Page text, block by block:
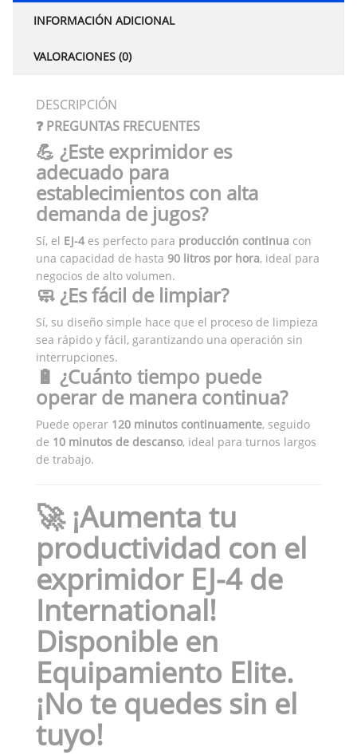
INFORMACIÓN ADICIONAL
VALORACIONES (0)
DESCRIPCIÓN
❓ PREGUNTAS FRECUENTES
💪 ¿Este exprimidor es
adecuado para
establecimientos con alta
demanda de jugos?
Sí, el EJ-4es perfecto para producción continua con
una capacidad de hasta 90 litros por hora, ideal para
negocios de alto volumen.
🧼 ¿Es fácil de limpiar?
Sí, su diseño simple hace que el proceso de limpieza
sea rápido y fácil, garantizando una operación sin
interrupciones.
🔋 ¿Cuánto tiempo puede
operar de manera continua?
Puede operar 120 minutos continuamente, seguido
de 10 minutos de descanso, ideal para turnos largos
de trabajo.
🚀 ¡Aumenta tu
productividad con el
exprimidor EJ-4 de
International!
Disponible en
Equipamiento Elite.
¡No te quedes sin el
tuyo!